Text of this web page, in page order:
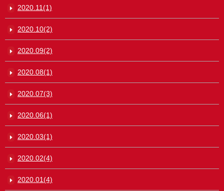
2020.11(1)
2020.10(2)
2020.09(2)
2020.08(1)
2020.07(3)
2020.06(1)
2020.03(1)
2020.02(4)
2020.01(4)